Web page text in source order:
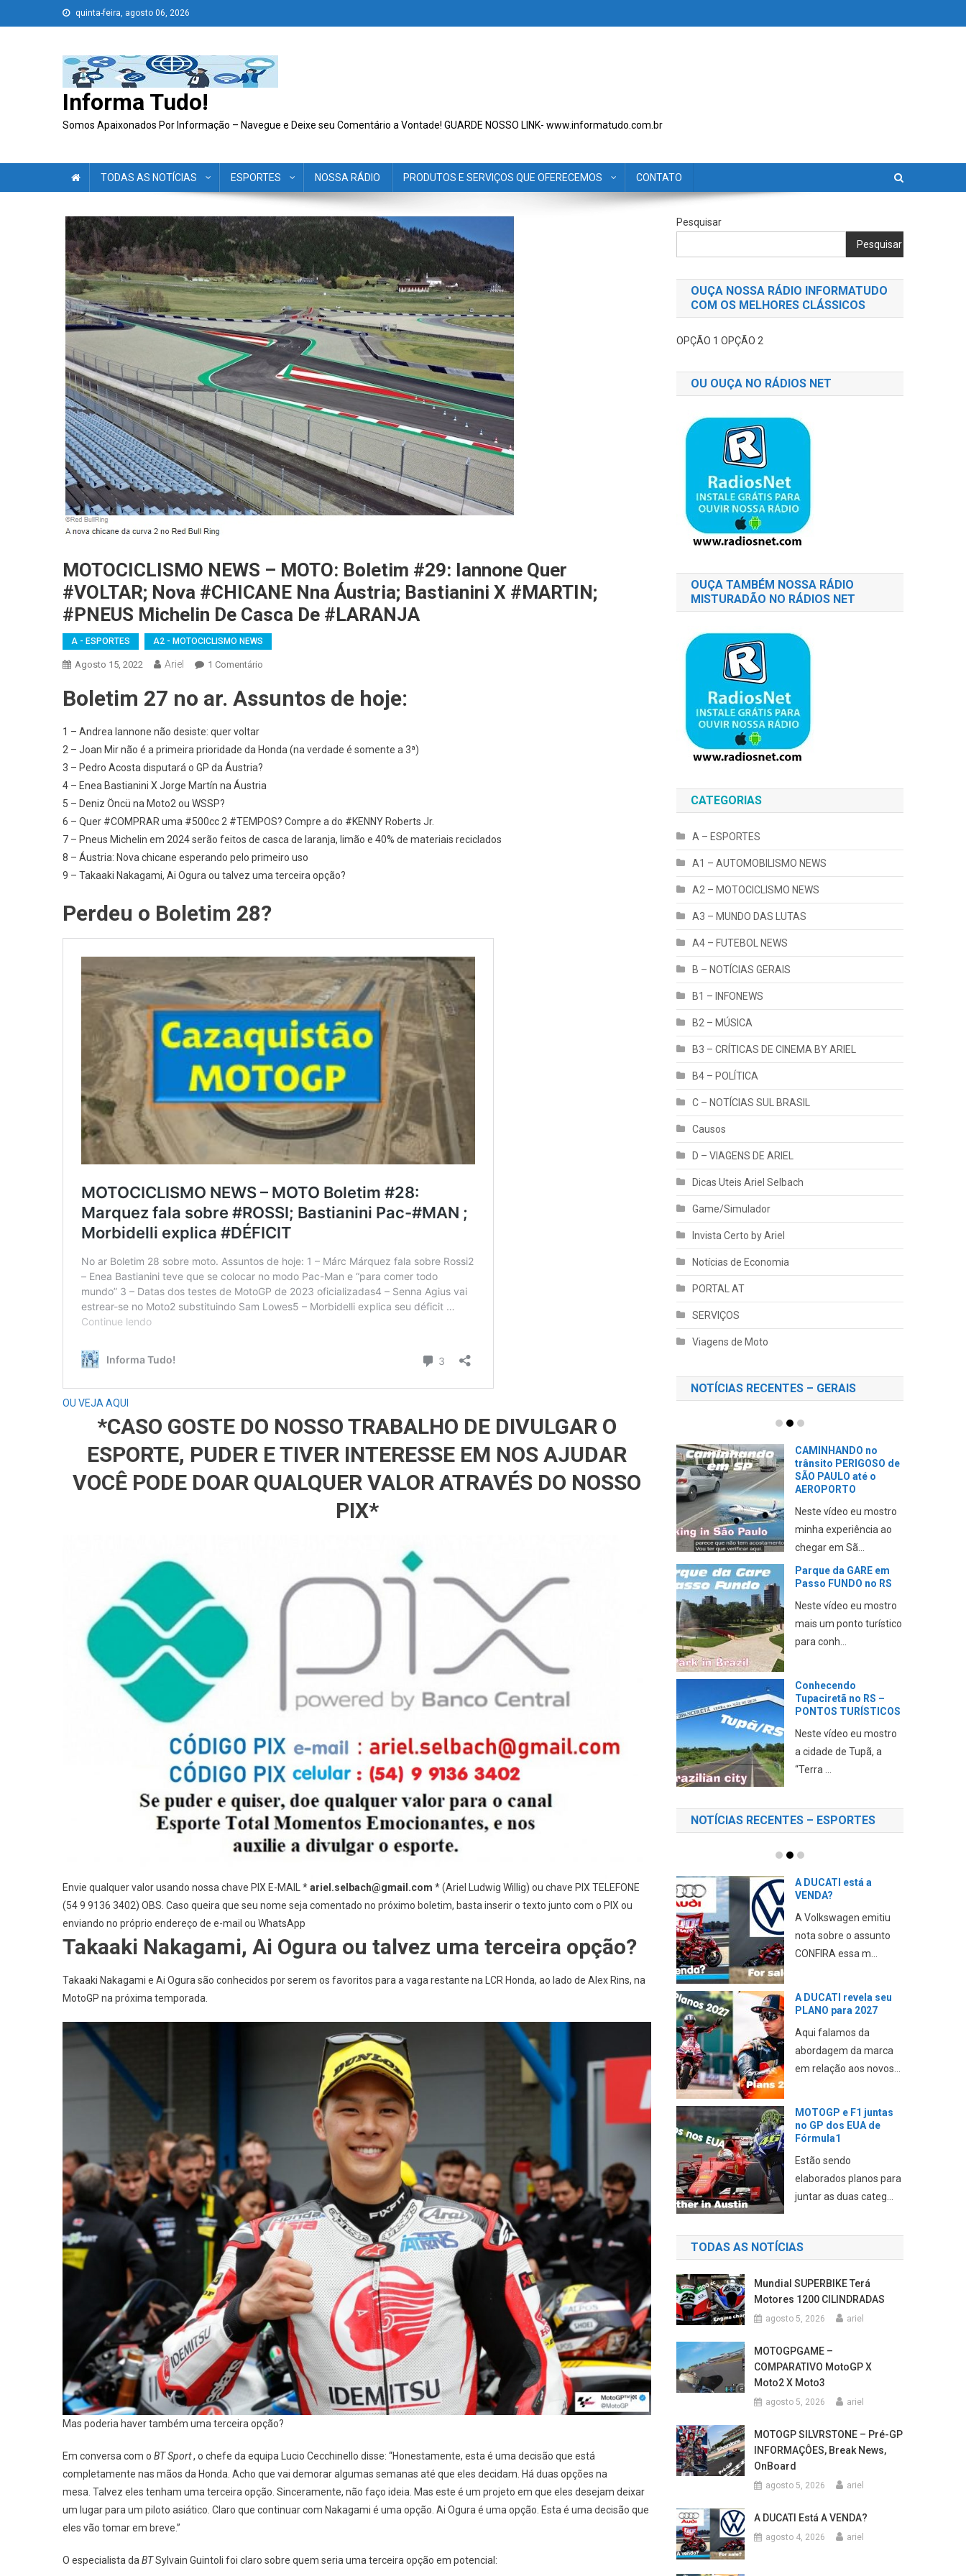
to
quinta-feira, agosto 06, 2026
Informa Tudo!
Somos Apaixonados Por Informação – Navegue e Deixe seu Comentário a Vontade! GUARDE NOSSO LINK- www.informatudo.com.br
TODAS AS NOTÍCIAS ESPORTES NOSSA RÁDIO PRODUTOS E SERVIÇOS QUE OFERECEMOS CONTATO
MOTOCICLISMO NEWS – MOTO: Boletim #29: Iannone Quer
#VOLTAR; Nova #CHICANE Nna Áustria; Bastianini X #MARTIN;
#PNEUS Michelin De Casca De #LARANJA
A - ESPORTES A2 - MOTOCICLISMO NEWS
Agosto 15, 2022 Ariel 1 Comentário
NEWS
Boletim
#CHICANE
Nna
Áustria;
X
Michelin
De
Casca
De
#LARANJA
Boletim 27 no ar. Assuntos de hoje:
1 – Andrea Iannone não desiste: quer voltar
2 – Joan Mir não é a primeira prioridade da Honda (na verdade é somente a 3ª)
3 – Pedro Acosta disputará o GP da Áustria?
4 – Enea Bastianini X Jorge Martín na Áustria
5 – Deniz Öncü na Moto2 ou WSSP?
6 – Quer #COMPRAR uma #500cc 2 #TEMPOS? Compre a do #KENNY Roberts Jr.
7 – Pneus Michelin em 2024 serão feitos de casca de laranja, limão e 40% de materiais reciclados
8 – Áustria: Nova chicane esperando pelo primeiro uso
9 – Takaaki Nakagami, Ai Ogura ou talvez uma terceira opção?
Perdeu o Boletim 28?
OU VEJA AQUI
*CASO GOSTE DO NOSSO TRABALHO DE DIVULGAR O
ESPORTE, PUDER E TIVER INTERESSE EM NOS AJUDAR
VOCÊ PODE DOAR QUALQUER VALOR ATRAVÉS DO NOSSO
PIX*
Envie qualquer valor usando nossa chave PIX E-MAIL *ariel.selbach@gmail.com * (Ariel Ludwig Willig) ou chave PIX TELEFONE
(54 9 9136 3402) OBS. Caso queira que seu nome seja comentado no próximo boletim, basta inserir o texto junto com o PIX ou
enviando no próprio endereço de e-mail ou WhatsApp
Takaaki Nakagami, Ai Ogura ou talvez uma terceira opção?
Takaaki Nakagami e Ai Ogura são conhecidos por serem os favoritos para a vaga restante na LCR Honda, ao lado de Alex Rins, na
MotoGP na próxima temporada.
Mas poderia haver também uma terceira opção?
Em conversa com o BT Sport, o chefe da equipa Lucio Cecchinello disse: “Honestamente, esta é uma decisão que está
completamente nas mãos da Honda. Acho que vai demorar algumas semanas até que eles decidam. Há duas opções na
mesa. Talvez eles tenham uma terceira opção. Sinceramente, não faço ideia. Mas este é um projeto em que eles desejam deixar
um lugar para um piloto asiático. Claro que continuar com Nakagami é uma opção. Ai Ogura é uma opção. Esta é uma decisão que
eles vão tomar em breve.”
O especialista daBTSylvain Guintoli foi claro sobre quem seria uma terceira opção em potencial:
Pesquisar
Pesquisar
OUÇA NOSSA RÁDIO INFORMATUDO
COM OS MELHORES CLÁSSICOS
OPÇÃO 1OPÇÃO 2
OU OUÇA NO RÁDIOS NET
OUÇA TAMBÉM NOSSA RÁDIO
MISTURADÃO NO RÁDIOS NET
CATEGORIAS
A – ESPORTES
A1 – AUTOMOBILISMO NEWS
A2 – MOTOCICLISMO NEWS
A3 – MUNDO DAS LUTAS
A4 – FUTEBOL NEWS
B – NOTÍCIAS GERAIS
B1 – INFONEWS
B2 – MÚSICA
B3 – CRÍTICAS DE CINEMA BY ARIEL
B4 – POLÍTICA
C – NOTÍCIAS SUL BRASIL
Causos
D – VIAGENS DE ARIEL
Dicas Uteis Ariel Selbach
Game/Simulador
Invista Certo by Ariel
Notícias de Economia
PORTAL AT
SERVIÇOS
Viagens de Moto
NOTÍCIAS RECENTES – GERAIS
CAMINHANDO no
trânsito PERIGOSO de
SÃO PAULO até o
AEROPORTO
Neste vídeo eu mostro
minha experiência ao
chegar em Sã...
Parque da GARE em
Passo FUNDO no RS
Neste vídeo eu mostro
mais um ponto turístico
para conh...
Conhecendo
Tupaciretã no RS –
PONTOS TURÍSTICOS
Neste vídeo eu mostro
a cidade de Tupã, a
“Terra ...
NOTÍCIAS RECENTES – ESPORTES
A DUCATI está a
VENDA?
A Volkswagen emitiu
nota sobre o assunto
CONFIRA essa m...
A DUCATI revela seu
PLANO para 2027
Aqui falamos da
abordagem da marca
em relação aos novos...
MOTOGP e F1 juntas
no GP dos EUA de
Fórmula1
Estão sendo
elaborados planos para
juntar as duas categ...
TODAS AS NOTÍCIAS
Mundial SUPERBIKE Terá
Motores 1200 CILINDRADAS
agosto 5, 2026 ariel
MOTOGPGAME –
COMPARATIVO MotoGP X
Moto2 X Moto3
agosto 5, 2026 ariel
MOTOGP SILVRSTONE – Pré-GP
INFORMAÇÔES, Break News,
OnBoard
agosto 5, 2026 ariel
A DUCATI Está A VENDA?
agosto 4, 2026 ariel